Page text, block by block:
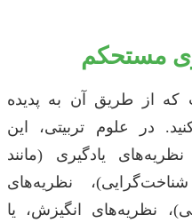
مستحکم
از طریق آن به پدیده
در علوم تربیتی، این
یادگیری (مانند
شناخت‌گرایی)، نظریه‌های
نظریه‌های انگیزش، یا